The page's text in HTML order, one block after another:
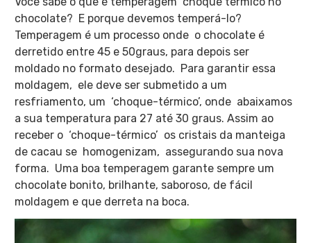
chocolate? E porque devemos temperá-lo?
Temperagem é um processo onde o chocolate é
derretido entre 45 e 50graus, para depois ser
moldado no formato desejado. Para garantir essa
moldagem, ele deve ser submetido a um
resfriamento, um ‘choque-térmico’, onde abaixamos
a sua temperatura para 27 até 30 graus. Assim ao
receber o ‘choque-térmico’ os cristais da manteiga
de cacau se homogenizam, assegurando sua nova
forma. Uma boa temperagem garante sempre um
chocolate bonito, brilhante, saboroso, de fácil
moldagem e que derreta na boca.